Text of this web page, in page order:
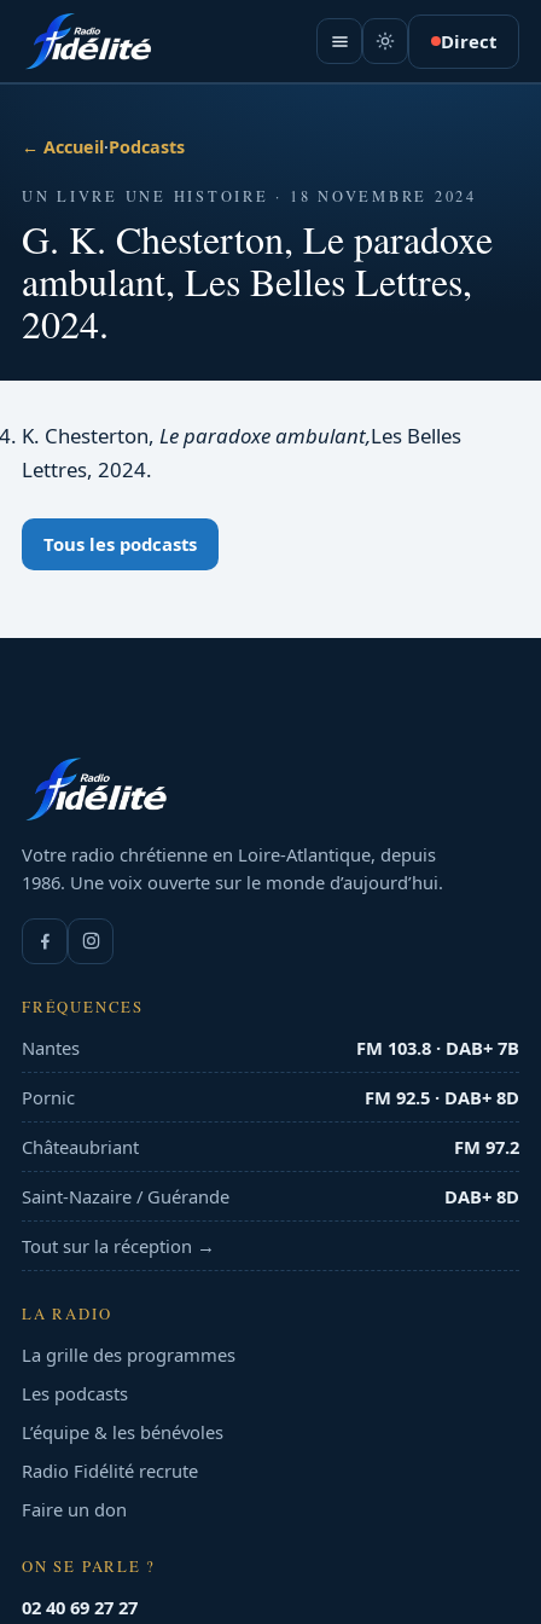
Direct
← Accueil·Podcasts
UN LIVRE UNE HISTOIRE · 18 NOVEMBRE 2024
G. K. Chesterton, Le paradoxe
ambulant, Les Belles Lettres,
2024.
K. Chesterton, Le paradoxe ambulant,Les Belles
Lettres, 2024.
Tous les podcasts
Votre radio chrétienne en Loire-Atlantique, depuis
1986. Une voix ouverte sur le monde d’aujourd’hui.
FRÉQUENCES
Nantes FM 103.8 · DAB+ 7B
Pornic FM 92.5 · DAB+ 8D
Châteaubriant FM 97.2
Saint-Nazaire / Guérande DAB+ 8D
Tout sur la réception →
LA RADIO
La grille des programmes
Les podcasts
L’équipe & les bénévoles
Radio Fidélité recrute
Faire un don
ON SE PARLE ?
02 40 69 27 27